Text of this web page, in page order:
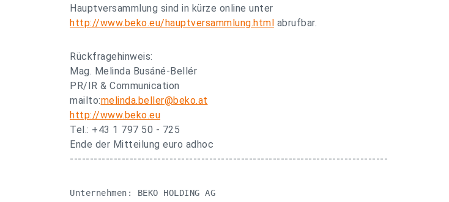
Hauptversammlung sind in kürze online unter
http://www.beko.eu/hauptversammlung.html abrufbar.
Rückfragehinweis:
Mag. Melinda Busáné-Bellér
PR/IR & Communication
mailto:melinda.beller@beko.at
http://www.beko.eu
Tel.: +43 1 797 50 - 725
Ende der Mitteilung euro adhoc
--------------------------------------------------------------------------------
Unternehmen: BEKO HOLDING AG